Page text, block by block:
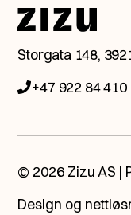
Snakk
møte, helt
Storgata 148,
+47 922 84 410
© 2026 Zizu AS |
Design og